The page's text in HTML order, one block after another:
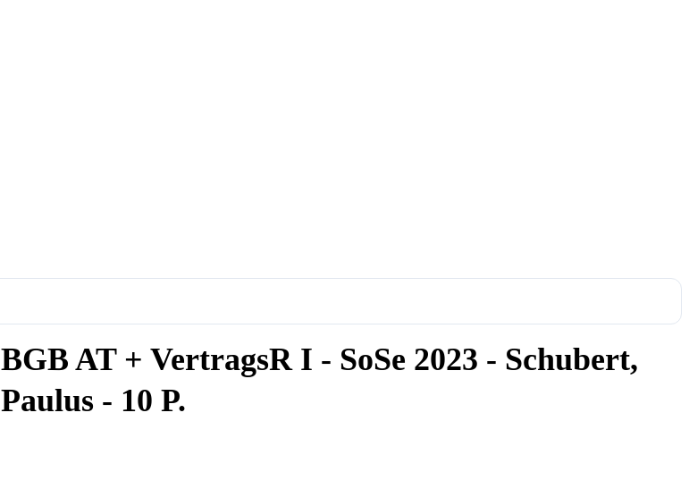
BGB AT + VertragsR I - SoSe 2023 - Schubert,
Paulus - 10 P.